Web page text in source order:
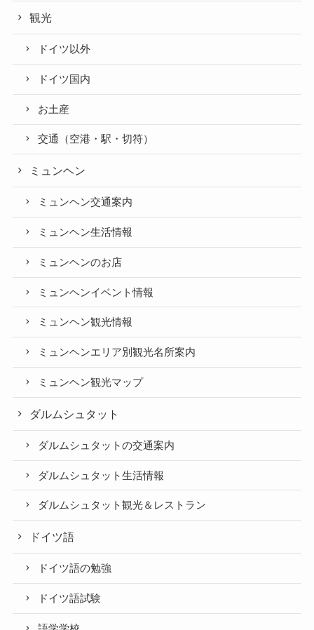
観光
ドイツ以外
ドイツ国内
お土産
交通（空港・駅・切符）
ミュンヘン
ミュンヘン交通案内
ミュンヘン生活情報
ミュンヘンのお店
ミュンヘンイベント情報
ミュンヘン観光情報
ミュンヘンエリア別観光名所案内
ミュンヘン観光マップ
ダルムシュタット
ダルムシュタットの交通案内
ダルムシュタット生活情報
ダルムシュタット観光＆レストラン
ドイツ語
ドイツ語の勉強
ドイツ語試験